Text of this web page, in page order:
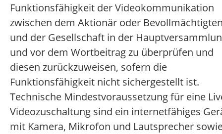
Funktionsfähigkeit der Videokommunikation
zwischen dem Aktionär oder
und der Gesellschaft in der
und vor dem Wortbeitrag zu überprüfen und
diesen zurückzuweisen, sofern die
Funktionsfähigkeit nicht sichergestellt ist.
Technische Mindestvoraussetzung für eine
Videozuschaltung sind ein internetfähiges
mit Kamera, Mikrofon und Lautsprecher